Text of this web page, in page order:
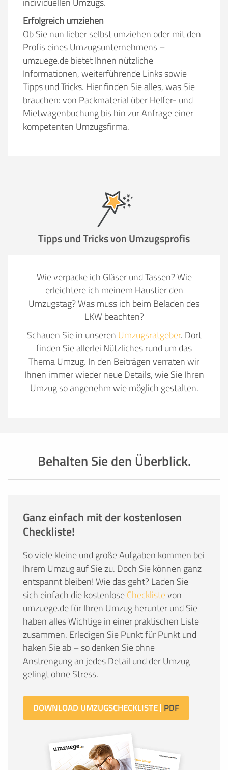
Erfolgreich umziehen
Ob Sie nun lieber selbst umziehen oder mit den
Profis eines Umzugsunternehmens –
umzuege.de bietet Ihnen nützliche
Informationen, weiterführende Links sowie
Tipps und Tricks. Hier finden Sie alles, was Sie
brauchen: von Packmaterial über Helfer- und
Mietwagenbuchung bis hin zur Anfrage einer
kompetenten Umzugsfirma.
Tipps und Tricks von Umzugsprofis
Wie verpacke ich Gläser und Tassen? Wie
erleichtere ich meinem Haustier den
Umzugstag? Was muss ich beim Beladen des
LKW beachten?
Schauen Sie in unseren Umzugsratgeber. Dort
finden Sie allerlei Nützliches rund um das
Thema Umzug. In den Beiträgen verraten wir
Ihnen immer wieder neue Details, wie Sie Ihren
Umzug so angenehm wie möglich gestalten.
Behalten Sie den Überblick.
Ganz einfach mit der kostenlosen
Checkliste!
So viele kleine und große Aufgaben kommen bei
Ihrem Umzug auf Sie zu. Doch Sie können ganz
entspannt bleiben! Wie das geht? Laden Sie
sich einfach die kostenloseChecklistevon
umzuege.de für Ihren Umzug herunter und Sie
haben alles Wichtige in einer praktischen Liste
zusammen. Erledigen Sie Punkt für Punkt und
haken Sie ab – so denken Sie ohne
Anstrengung an jedes Detail und der Umzug
gelingt ohne Stress.
DOWNLOAD UMZUGSCHECKLISTE